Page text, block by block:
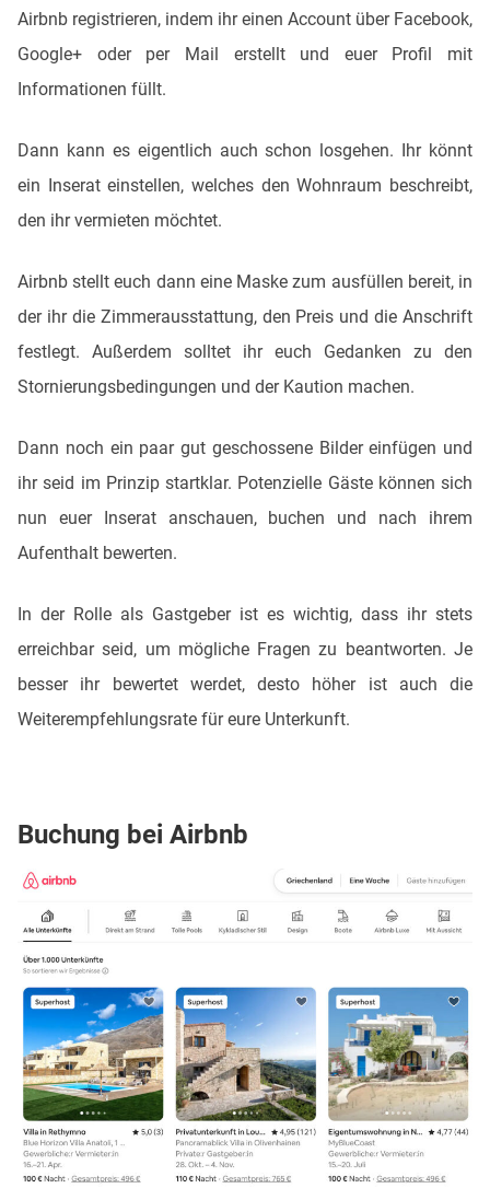
Airbnb registrieren, indem ihr einen Account über Facebook,
Google+ oder per Mail erstellt und euer Profil mit
Informationen füllt.
Dann kann es eigentlich auch schon losgehen. Ihr könnt
ein Inserat einstellen, welches den Wohnraum beschreibt,
den ihr vermieten möchtet.
Airbnb stellt euch dann eine Maske zum ausfüllen bereit, in
der ihr die Zimmerausstattung, den Preis und die Anschrift
festlegt. Außerdem solltet ihr euch Gedanken zu den
Stornierungsbedingungen und der Kaution machen.
Dann noch ein paar gut geschossene Bilder einfügen und
ihr seid im Prinzip startklar. Potenzielle Gäste können sich
nun euer Inserat anschauen, buchen und nach ihrem
Aufenthalt bewerten.
In der Rolle als Gastgeber ist es wichtig, dass ihr stets
erreichbar seid, um mögliche Fragen zu beantworten. Je
besser ihr bewertet werdet, desto höher ist auch die
Weiterempfehlungsrate für eure Unterkunft.
Buchung bei Airbnb